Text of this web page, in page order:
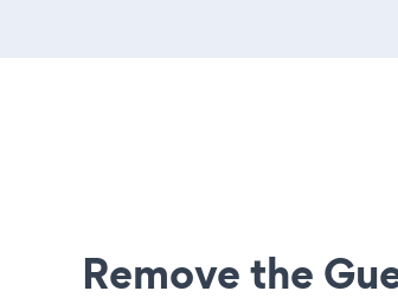
Remove the